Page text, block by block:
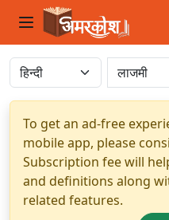
To get an ad-free
mobile app, please
Subscription fee will
and definitions along
related features.